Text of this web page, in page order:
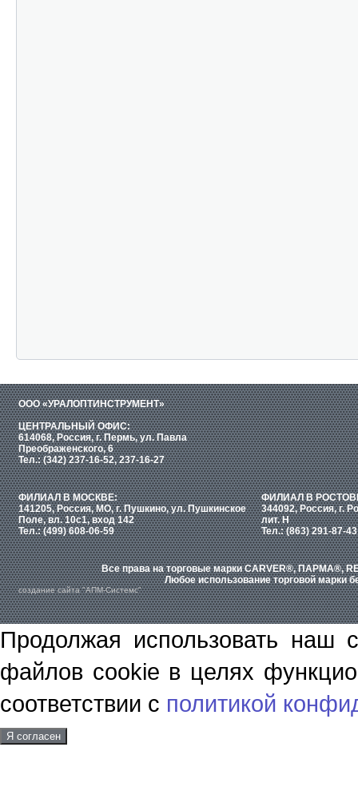
ООО «УРАЛОПТИНСТРУМЕНТ»
ЦЕНТРАЛЬНЫЙ ОФИС:
614068, Россия, г. Пермь, ул. Павла
Преображенского, 6
Тел.: (342) 237-16-52, 237-16-27
ФИЛИАЛ В МОСКВЕ:
141205, Россия, МО, г. Пушкино, ул. Пушкинское
Поле, вл. 10с1, вход 142
Тел.: (499) 608-06-59
ФИЛИАЛ В
344092, Россия, г.
лит. Н
Тел.: (863) 291-87-43
Все права на торговые марки CARVER®, ПАРМА®,
Любое использование торговой марки
создание сайта "АПМ-Системс"
Продолжая использовать наш
файлов cookie в целях
соответствии с политикой
Я согласен